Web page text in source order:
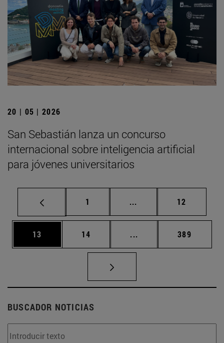
20 | 05 | 2026
San Sebastián lanza un concurso
internacional sobre inteligencia artificial
para jóvenes universitarios
Página
1 ... Páginas intermedias
Página
12
Página
13 Página
14 ... Páginas intermedias
Página
389
BUSCADOR NOTICIAS